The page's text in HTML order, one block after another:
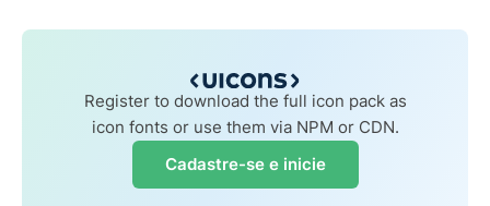
Register to download the full icon pack as
icon fonts or use them via NPM or CDN.
Cadastre-se e inicie